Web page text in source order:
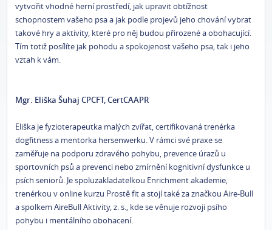
vytvořit vhodné herní prostředí, jak upravit obtížnost
schopnostem vašeho psa a jak podle projevů jeho chování vybrat
takové hry a aktivity, které pro něj budou přirozené a obohacující.
Tím totiž posílíte jak pohodu a spokojenost vašeho psa, tak i jeho
vztah k vám.
Mgr. Eliška Šuhaj CPCFT, CertCAAPR
Eliška je fyzioterapeutka malých zvířat, certifikovaná trenérka
dogfitness a mentorka hersenwerku. V rámci své praxe se
zaměřuje na podporu zdravého pohybu, prevence úrazů u
sportovních psů a prevenci nebo zmírnění kognitivní dysfunkce u
psích seniorů. Je spoluzakladatelkou Enrichment akademie,
trenérkou v online kurzu Prostě fit a stojí také za značkou Aire-Bull
a spolkem AireBull Aktivity, z. s., kde se věnuje rozvoji psího
pohybu i mentálního obohacení.